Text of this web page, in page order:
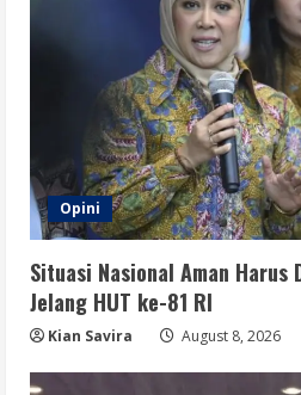
Opini
Situasi Nasional Aman
Jelang HUT ke-81 RI
Kian Savira August 8, 2026